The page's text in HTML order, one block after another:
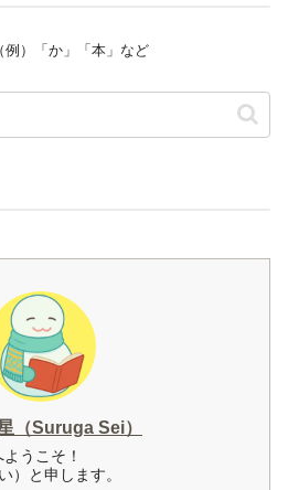
）「か」「本」など
（Suruga Sei）
うこそ！
）と申します。